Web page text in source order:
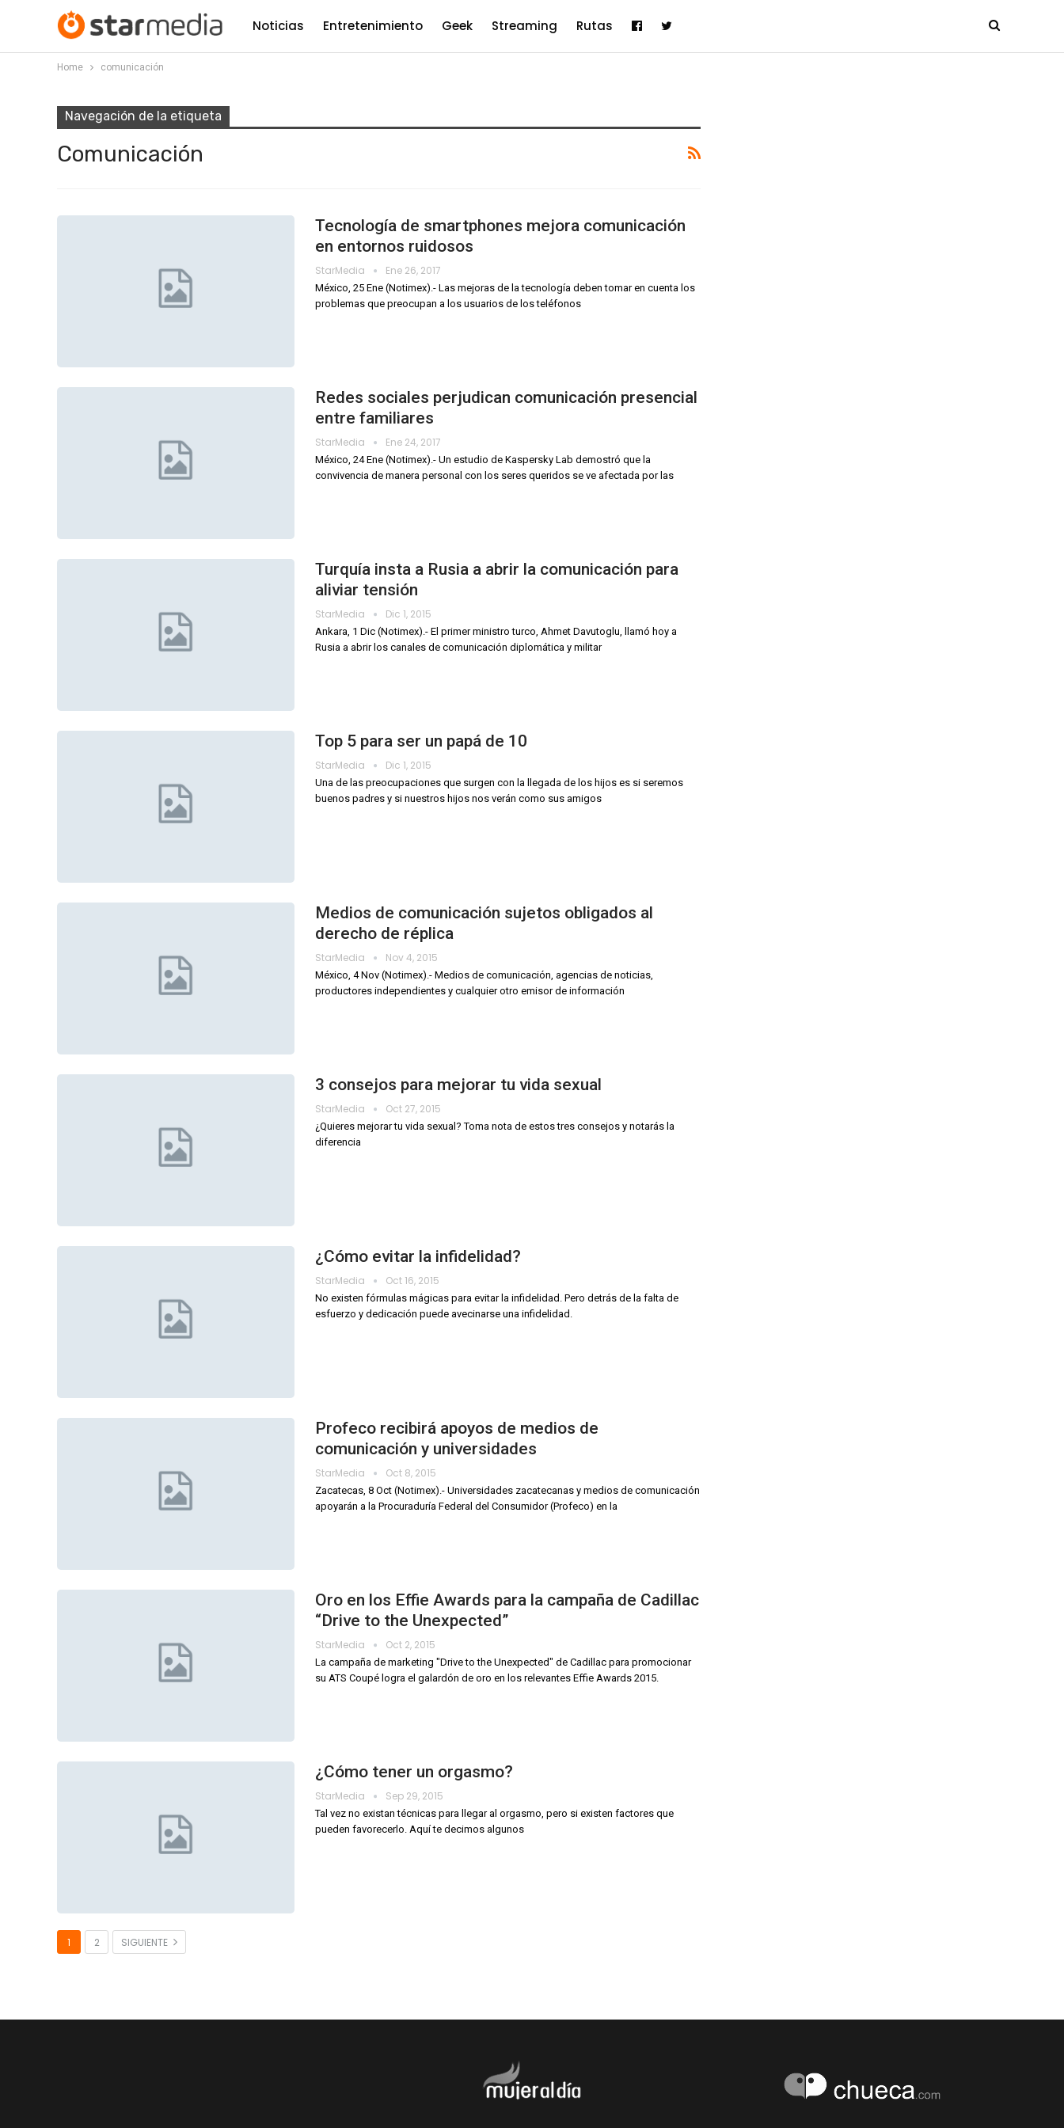
Noticias Entretenimiento Geek Streaming Rutas
Home comunicación
Navegación de la etiqueta
Comunicación
Tecnología de smartphones mejora comunicación
en entornos ruidosos
StarMedia Ene 26, 2017
México, 25 Ene (Notimex).- Las mejoras de la tecnología deben tomar en cuenta los
problemas que preocupan a los usuarios de los teléfonos
Redes sociales perjudican comunicación presencial
entre familiares
StarMedia Ene 24, 2017
México, 24 Ene (Notimex).- Un estudio de Kaspersky Lab demostró que la
convivencia de manera personal con los seres queridos se ve afectada por las
Turquía insta a Rusia a abrir la comunicación para
aliviar tensión
StarMedia Dic 1, 2015
Ankara, 1 Dic (Notimex).- El primer ministro turco, Ahmet Davutoglu, llamó hoy a
Rusia a abrir los canales de comunicación diplomática y militar
Top 5 para ser un papá de 10
StarMedia Dic 1, 2015
Una de las preocupaciones que surgen con la llegada de los hijos es si seremos
buenos padres y si nuestros hijos nos verán como sus amigos
Medios de comunicación sujetos obligados al
derecho de réplica
StarMedia Nov 4, 2015
México, 4 Nov (Notimex).- Medios de comunicación, agencias de noticias,
productores independientes y cualquier otro emisor de información
3 consejos para mejorar tu vida sexual
StarMedia Oct 27, 2015
¿Quieres mejorar tu vida sexual? Toma nota de estos tres consejos y notarás la
diferencia
¿Cómo evitar la infidelidad?
StarMedia Oct 16, 2015
No existen fórmulas mágicas para evitar la infidelidad. Pero detrás de la falta de
esfuerzo y dedicación puede avecinarse una infidelidad.
Profeco recibirá apoyos de medios de
comunicación y universidades
StarMedia Oct 8, 2015
Zacatecas, 8 Oct (Notimex).- Universidades zacatecanas y medios de comunicación
apoyarán a la Procuraduría Federal del Consumidor (Profeco) en la
Oro en los Effie Awards para la campaña de Cadillac
“Drive to the Unexpected”
StarMedia Oct 2, 2015
La campaña de marketing "Drive to the Unexpected" de Cadillac para promocionar
su ATS Coupé logra el galardón de oro en los relevantes Effie Awards 2015.
¿Cómo tener un orgasmo?
StarMedia Sep 29, 2015
Tal vez no existan técnicas para llegar al orgasmo, pero si existen factores que
pueden favorecerlo. Aquí te decimos algunos
1 2 SIGUIENTE